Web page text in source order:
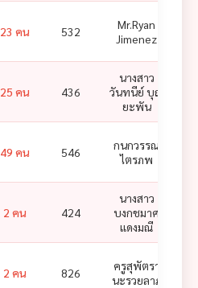
23 คน 532
Mr.Ryan
Jimenez
25 คน 436
นางสาว
วันทนีย์ บุญ
ยะพัน
49 คน 546
กนกวรรณ
ไตรภพ
2 คน 424
นางสาว
บงกชมาศ
แดงมณี
2 คน 826
ครูสุพัตรา
นะรวยลาภ